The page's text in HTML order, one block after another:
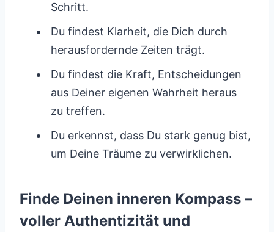
Schritt.
Du findest Klarheit, die Dich durch
herausfordernde Zeiten trägt.
Du findest die Kraft, Entscheidungen
aus Deiner eigenen Wahrheit heraus
zu treffen.
Du erkennst, dass Du stark genug bist,
um Deine Träume zu verwirklichen.
Finde Deinen inneren Kompass –
voller Authentizität und